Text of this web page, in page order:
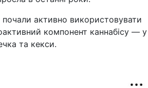
почали активно використовувати
компонент каннабісу — у
та кекси.